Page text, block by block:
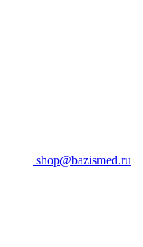
shop@bazismed.ru